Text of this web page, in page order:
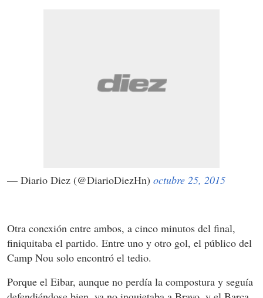
— Diario Diez (@DiarioDiezHn) octubre 25, 2015
Otra conexión entre ambos, a cinco minutos del final,
finiquitaba el partido. Entre uno y otro gol, el público del
Camp Nou solo encontró el tedio.
Porque el Eibar, aunque no perdía la compostura y seguía